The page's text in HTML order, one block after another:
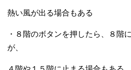
熱い風が出る場合もある
・８階のボタンを押したら、８階
が、